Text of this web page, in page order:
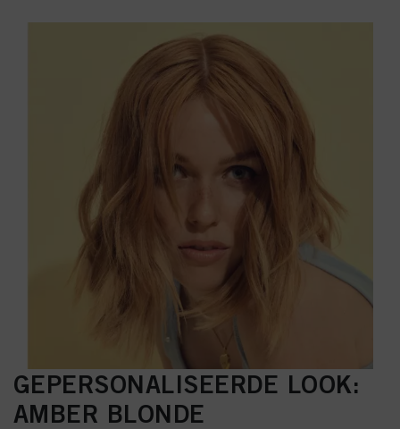
GEPERSONALISEERDE LOOK:
AMBER BLONDE